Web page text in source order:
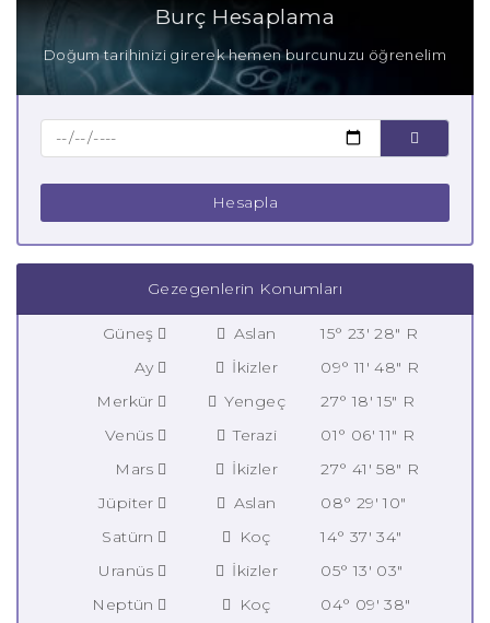
Burç Hesaplama
Doğum tarihinizi girerek hemen burcunuzu öğrenelim
Hesapla
Gezegenlerin Konumları
Güneş Aslan
15° 23' 28" R
Ay
İkizler
09° 11' 48" R
Merkür
Yengeç
27° 18' 15" R
Venüs
Terazi
01° 06' 11" R
Mars
İkizler
27° 41' 58" R
Jüpiter
Aslan
08° 29' 10"
Satürn
Koç
14° 37' 34"
Uranüs
İkizler
05° 13' 03"
Neptün
Koç
04° 09' 38"